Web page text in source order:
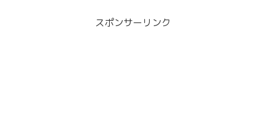
スポンサーリンク